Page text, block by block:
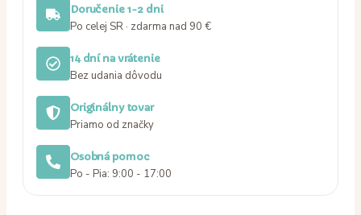
Doručenie 1-2 dni
Po celej SR · zdarma nad 90 €
14 dní na vrátenie
Bez udania dôvodu
Originálny tovar
Priamo od značky
Osobná pomoc
Po - Pia: 9:00 - 17:00